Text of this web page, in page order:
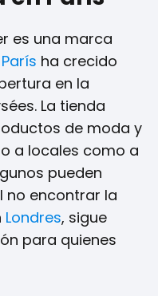
es una marca
París ha crecido
en la
La tienda
de moda y
a locales como a
pueden
no encontrar la
Londres, sigue
para quienes